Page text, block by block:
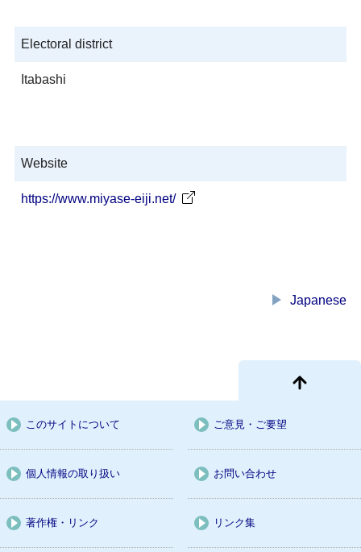
Electoral district
Itabashi
Website
https://www.miyase-eiji.net/
play_arrow Japanese
このサイトについて ご意見・ご要望
個人情報の取り扱い お問い合わせ
著作権・リンク リンク集